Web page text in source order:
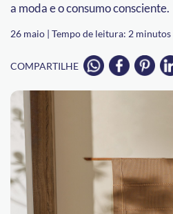
a moda e o consumo consciente.
26 maio | Tempo de leitura: 2 minutos
COMPARTILHE